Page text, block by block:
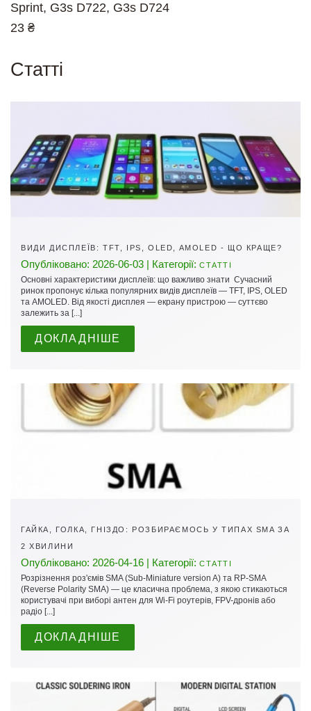
Sprint, G3s D722, G3s D724
23 ₴
Cтатті
ВИДИ ДИСПЛЕЇВ: TFT, IPS, OLED, AMOLED - ЩО КРАЩЕ?
Опубліковано: 2026-06-03 | Категорії: СТАТТІ
Основні характеристики дисплеїв: що важливо знати Сучасний
ринок пропонує кілька популярних видів дисплеїв — TFT, IPS, OLED
та AMOLED. Від якості дисплея — екрану пристрою — суттєво
залежить за [...]
ДОКЛАДНІШЕ
ГАЙКА, ГОЛКА, ГНІЗДО: РОЗБИРАЄМОСЬ У ТИПАХ SMA ЗА
2 ХВИЛИНИ
Опубліковано: 2026-04-16 | Категорії: СТАТТІ
Розрізнення роз'ємів SMA (Sub-Miniature version A) та RP-SMA
(Reverse Polarity SMA) — це класична проблема, з якою стикаються
користувачі при виборі антен для Wi-Fi роутерів, FPV-дронів або
радіо [...]
ДОКЛАДНІШЕ